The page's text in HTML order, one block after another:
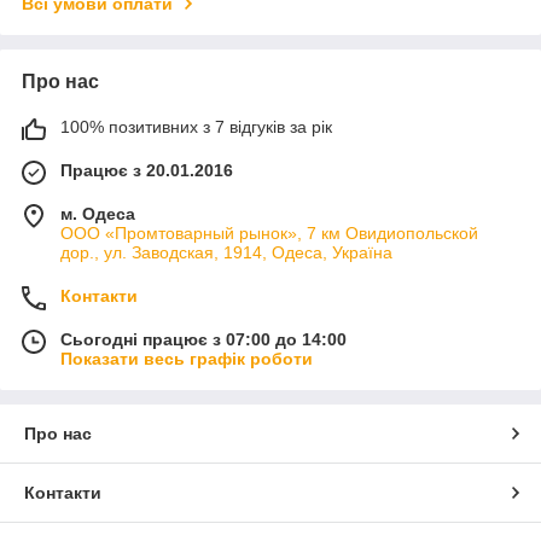
Всі умови оплати
Про нас
100% позитивних з 7 відгуків за рік
Працює з 20.01.2016
м. Одеса
ООО «Промтоварный рынок», 7 км Овидиопольской
дор., ул. Заводская, 1914, Одеса, Україна
Контакти
Сьогодні працює з 07:00 до 14:00
Показати весь графік роботи
Про нас
Контакти